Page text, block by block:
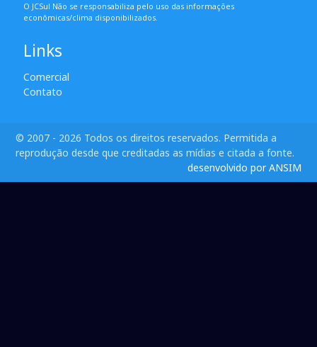
O JCSul Não se responsabiliza pelo uso das informações
econômicas/clima disponibilizados.
Links
Comercial
Contato
© 2007 - 2026 Todos os direitos reservados. Permitida a
reprodução desde que creditadas as mídias e citada a fonte.
desenvolvido por ANSIM